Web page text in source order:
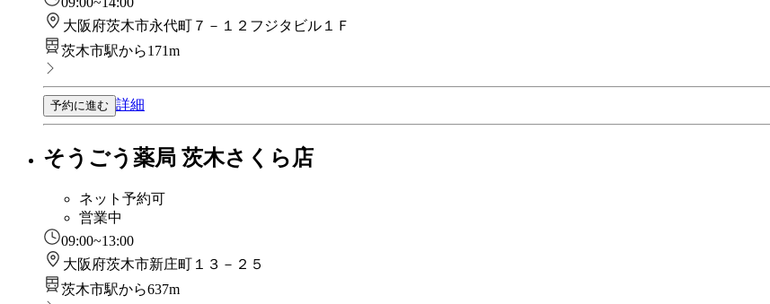
大阪府茨木市永代町７－１２フジタビル１Ｆ
茨木市駅から171m
予約に進む 詳細
そうごう薬局 茨木さくら店
ネット予約可
営業中
09:00~13:00
大阪府茨木市新庄町１３－２５
茨木市駅から637m